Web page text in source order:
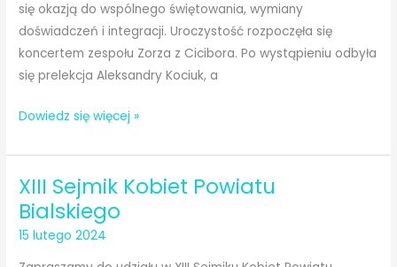
się okazją do wspólnego świętowania, wymiany
doświadczeń i integracji. Uroczystość rozpoczęła się
koncertem zespołu Zorza z Cicibora. Po wystąpieniu odbyła
się prelekcja Aleksandry Kociuk, a
XIV
Kobiet
Powiatu
Bialskiego
Dowiedz się więcej »
XIII Sejmik Kobiet Powiatu
Bialskiego
15 lutego 2024